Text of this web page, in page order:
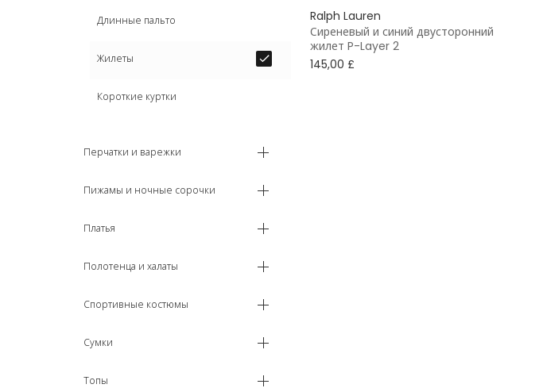
Длинные пальто
Жилеты
Короткие куртки
Перчатки и варежки
Пижамы и ночные сорочки
Платья
Полотенца и халаты
Спортивные костюмы
Сумки
Топы
Ralph Lauren
Сиреневый и синий двусторонний
жилет P-Layer 2
145,00 £